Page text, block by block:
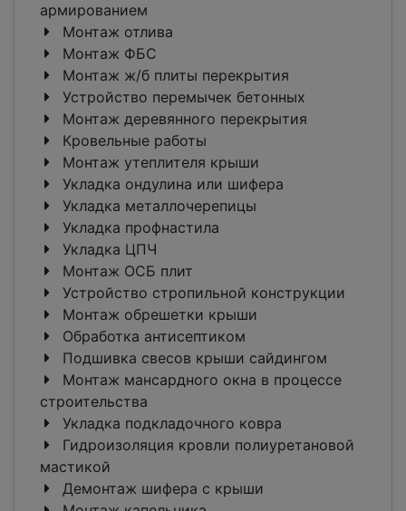
армированием
Монтаж отлива
Монтаж ФБС
Монтаж ж/б плиты перекрытия
Устройство перемычек бетонных
Монтаж деревянного перекрытия
Кровельные работы
Монтаж утеплителя крыши
Укладка ондулина или шифера
Укладка металлочерепицы
Укладка профнастила
Укладка ЦПЧ
Монтаж ОСБ плит
Устройство стропильной конструкции
Монтаж обрешетки крыши
Обработка антисептиком
Подшивка свесов крыши сайдингом
Монтаж мансардного окна в процессе
строительства
Укладка подкладочного ковра
Гидроизоляция кровли полиуретановой
мастикой
Демонтаж шифера с крыши